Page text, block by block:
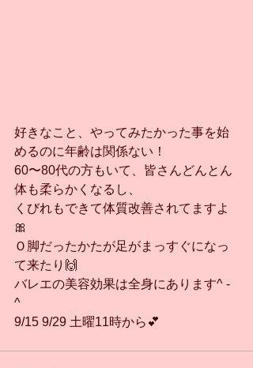
好きなこと、やってみたかった事を始
めるのに年齢は関係ない！
60〜80代の方もいて、皆さんどんとん
体も柔らかくなるし、
くびれもできて体質改善されてますよ
🎀
Ｏ脚だったかたが足がまっすぐになっ
て来たり🙌
バレエの美容効果は全身にあります^ -
^
9/15 9/29 土曜11時から💕